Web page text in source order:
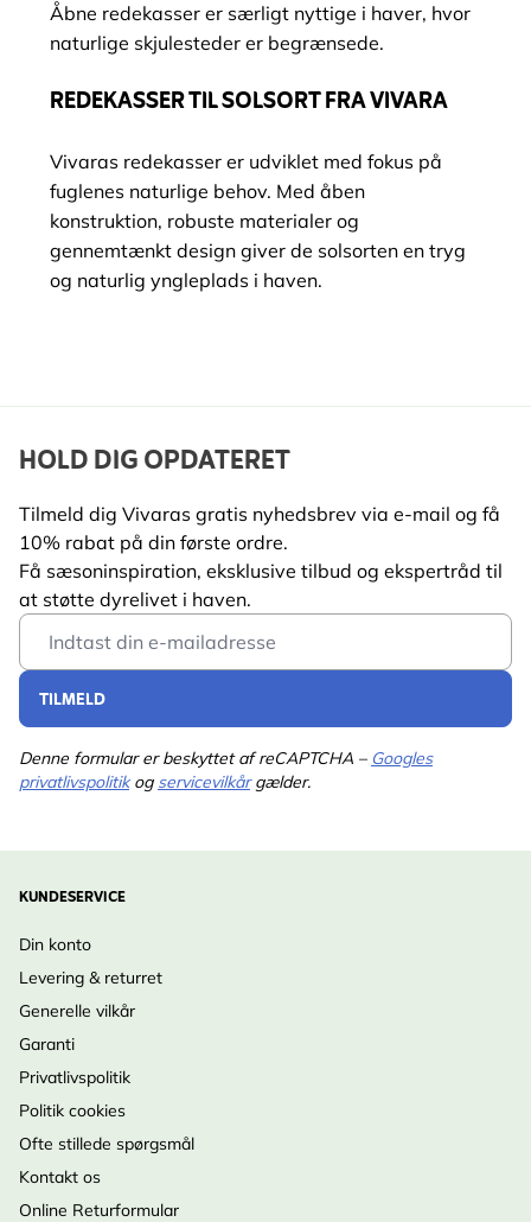
Åbne redekasser er særligt nyttige i haver, hvor
naturlige skjulesteder er begrænsede.
REDEKASSER TIL SOLSORT FRA VIVARA
Vivaras redekasser er udviklet med fokus på
fuglenes naturlige behov. Med åben
konstruktion, robuste materialer og
gennemtænkt design giver de solsorten en tryg
og naturlig yngleplads i haven.
HOLD DIG OPDATERET
Tilmeld dig Vivaras gratis nyhedsbrev via e-mail og få
10% rabat på din første ordre.
Få sæsoninspiration, eksklusive tilbud og ekspertråd til
at støtte dyrelivet i haven.
Email Address
TILMELD
Denne formular er beskyttet af reCAPTCHA – Googles
privatlivspolitikog servicevilkårgælder.
KUNDESERVICE
Din konto
Levering & returret
Generelle vilkår
Garanti
Privatlivspolitik
Politik cookies
Ofte stillede spørgsmål
Kontakt os
Online Returformular